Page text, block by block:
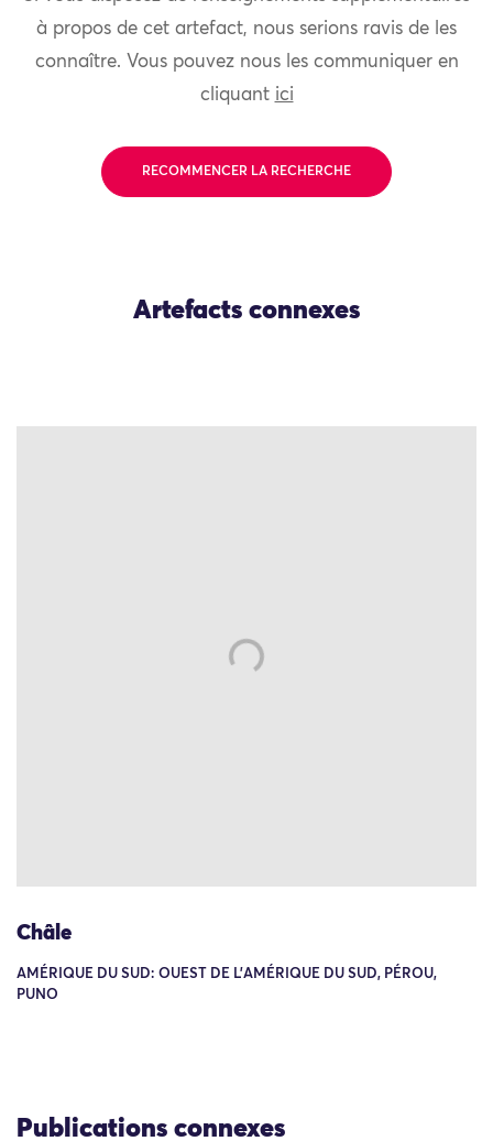
à propos de cet artefact, nous serions ravis de les
connaître. Vous pouvez nous les communiquer en
cliquant ici
RECOMMENCER LA RECHERCHE
Artefacts connexes
Châle
AMÉRIQUE DU SUD: OUEST DE L'AMÉRIQUE DU SUD, PÉROU,
PUNO
Publications connexes